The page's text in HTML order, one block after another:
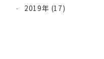
2019年 (17)